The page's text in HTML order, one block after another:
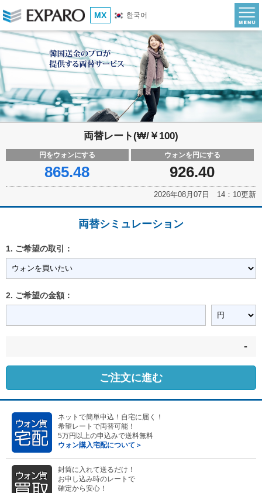
MX 한국어
両替レート(₩/￥100)
円をウォンにする
865.48
ウォンを円にする
926.40
2026年08月07日 14：10更新
両替シミュレーション
1. ご希望の取引：
2. ご希望の金額：
-
ご注文に進む
ネットで簡単申込！自宅に届く！
希望レートで両替可能！
5万円以上の申込みで送料無料
ウォン購入宅配について＞
封筒に入れて送るだけ！
お申し込み時のレートで
確定から安心！